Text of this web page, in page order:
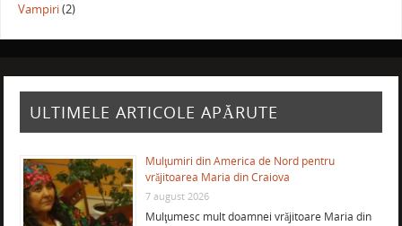
Vampiri(2)
ULTIMELE ARTICOLE APĂRUTE
Mulţumiri din America de Nord pentru
vrăjitoarea Maria din Craiova
7 august 2026
Mulţumesc mult doamnei vrăjitoare Maria din